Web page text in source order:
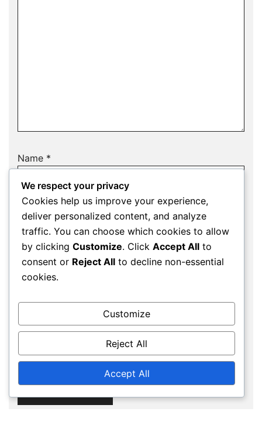
Name *
Email*
Website
Save my name, email, and website in this
browser for the next time I comment.
We respect your privacy
Cookies help us improve your experience,
deliver personalized content, and analyze
traffic. You can choose which cookies to allow
by clicking Customize. Click Accept All to
consent or Reject All to decline non-essential
cookies.
Customize
Reject All
Accept All